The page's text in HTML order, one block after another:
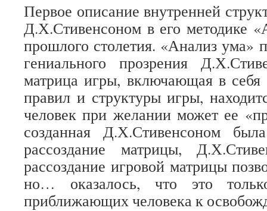
Первое описание внутренней
Д.Х.Стивенсоном в его методике
прошлого столетия. «Анализ ума»
гениального прозрения
матрица игры, включающая в себя
правил и структуры игры,
человек при желании может ее
созданная Д.Х.Стивенсоном
рассоздание матрицы,
рассоздание игровой матрицы
но… оказалось, что это
приближающих человека к